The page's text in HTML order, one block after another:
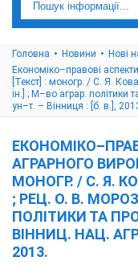
Головна Новини Нові
Економіко–правові
[Текст] : моногр. / С. Я.
ін.] ; М–во аграр. політики
ун–т. – Вінниця : [б. в.],
АГРАРНОГО
МОНОГР. / С. Я.
; РЕЦ. О. В.
ПОЛІТИКИ ТА
ВІННИЦ. НАЦ.
2013.